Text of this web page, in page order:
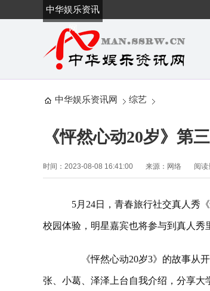
中华娱乐资讯
网
中华娱乐资讯网 综艺
《怦然心动20岁》第
时间：2023-08-08 16:41:00 来源：网络 阅读
5月24日，青春旅行社交真人秀
校园体验，明星嘉宾也将参与到真人秀
《怦然心动20岁3》的故事从开
张、小葛、泽泽上台自我介绍，分享